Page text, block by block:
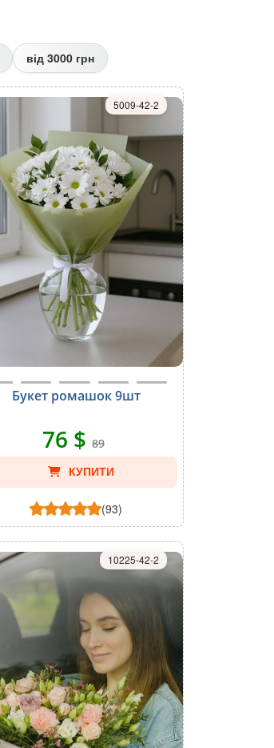
від 3000 грн
Букет ромашок 9шт
5009-42-2
76 $ 89
КУПИТИ
(93)
10225-42-2